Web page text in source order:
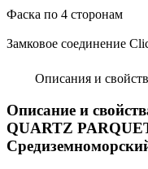
Фаска по 4 сторонам
Замковое соединение
Описания и
Описание и
QUARTZ